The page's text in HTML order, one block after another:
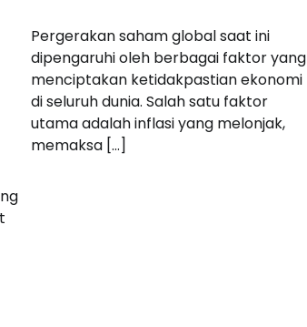
Pergerakan saham global saat ini
dipengaruhi oleh berbagai faktor yang
menciptakan ketidakpastian ekonomi
di seluruh dunia. Salah satu faktor
utama adalah inflasi yang melonjak,
memaksa […]